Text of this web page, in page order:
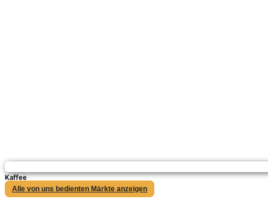
Kaffee
Alle von uns bedienten Märkte anzeigen